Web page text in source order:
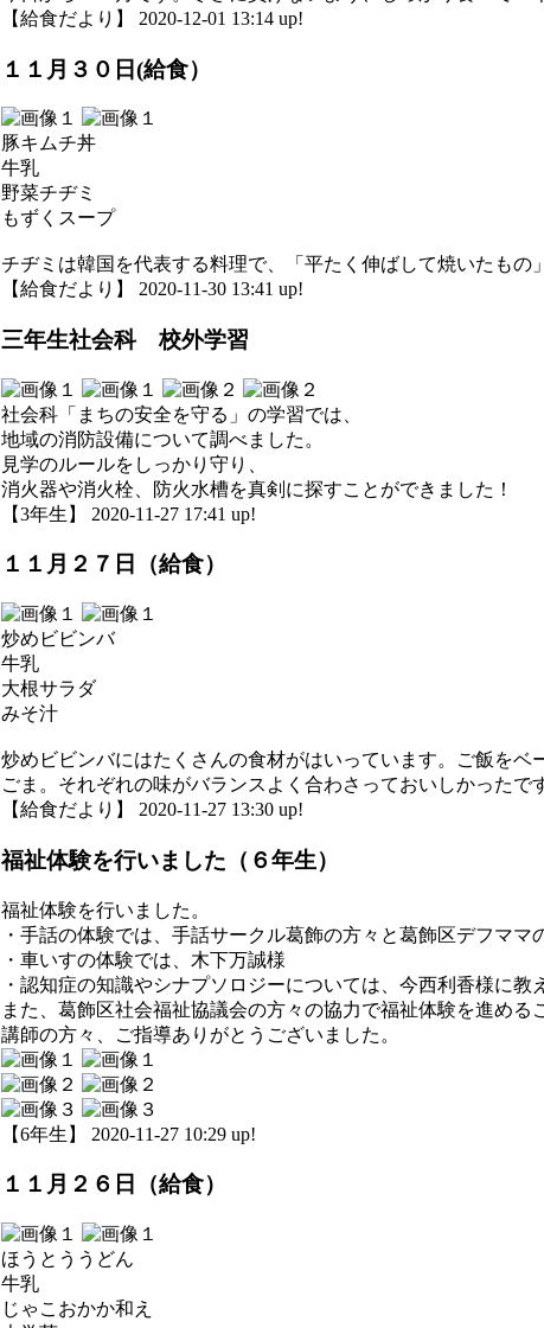
【給食だより】 2020-12-01 13:14 up!
１１月３０日(給食）
豚キムチ丼
牛乳
野菜チヂミ
もずくスープ
チヂミは韓国を代表する料理で、「平たく伸ばして焼いたもの
【給食だより】 2020-11-30 13:41 up!
三年生社会科 校外学習
社会科「まちの安全を守る」の学習では、
地域の消防設備について調べました。
見学のルールをしっかり守り、
消火器や消火栓、防火水槽を真剣に探すことができました！
【3年生】 2020-11-27 17:41 up!
１１月２７日（給食）
炒めビビンバ
牛乳
大根サラダ
みそ汁
炒めビビンバにはたくさんの食材がはいっています。ご飯を
ごま。それぞれの味がバランスよく合わさっておいしかったで
【給食だより】 2020-11-27 13:30 up!
福祉体験を行いました（６年生）
福祉体験を行いました。
・手話の体験では、手話サークル葛飾の方々と葛飾区デフママ
・車いすの体験では、木下万誠様
・認知症の知識やシナプソロジーについては、今西利香様に教
また、葛飾区社会福祉協議会の方々の協力で福祉体験を進め
講師の方々、ご指導ありがとうございました。
【6年生】 2020-11-27 10:29 up!
１１月２６日（給食）
ほうとううどん
牛乳
じゃこおかか和え